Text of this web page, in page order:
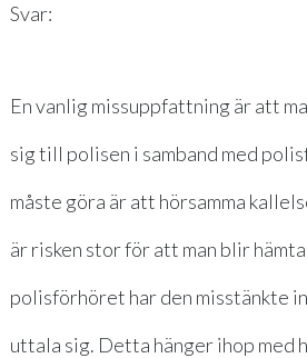
Svar:
En vanlig missuppfattning är att
sig till polisen i samband med
måste göra är att hörsamma
är risken stor för att man blir
polisförhöret har den misstänkte
uttala sig. Detta hänger ihop med